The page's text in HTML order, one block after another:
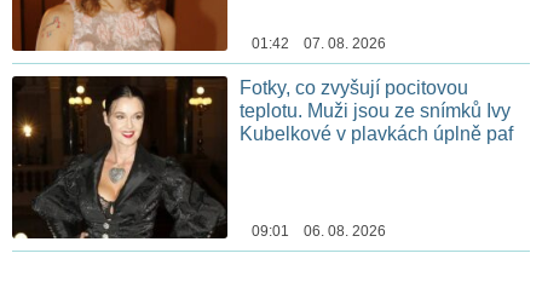
01:42 07. 08. 2026
Fotky, co zvyšují pocitovou
teplotu. Muži jsou ze snímků Ivy
Kubelkové v plavkách úplně paf
09:01 06. 08. 2026